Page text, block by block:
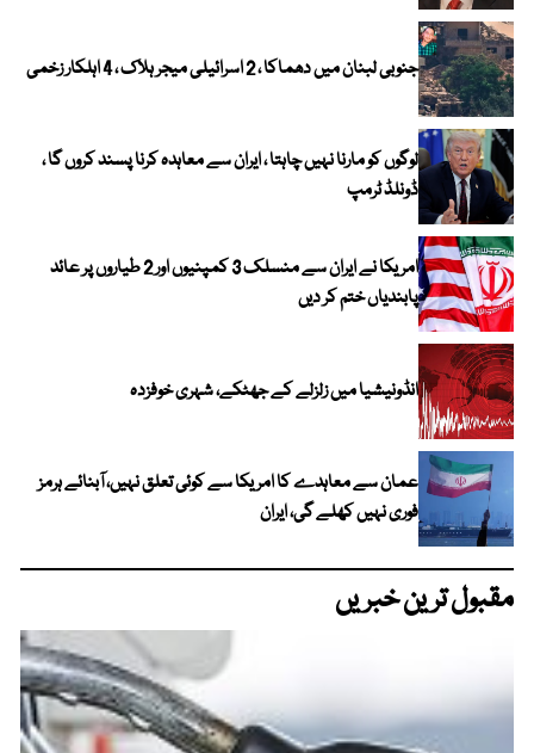
جنوبی لبنان میں دھماکا ، 2 اسرائیلی میجر ہلاک ، 4 اہلکار زخمی
لوگوں کو مارنا نہیں چاہتا ، ایران سے معاہدہ کرنا پسند کروں گا ،
ڈونلڈ ٹرمپ
امریکا نے ایران سے منسلک 3 کمپنیوں اور 2 طیاروں پر عائد
پابندیاں ختم کر دیں
انڈونیشیا میں زلزلے کے جھٹکے، شہری خوفزدہ
عمان سے معاہدے کا امریکا سے کوئی تعلق نہیں، آبنائے ہرمز
فوری نہیں کھلے گی، ایران
مقبول ترین خبریں